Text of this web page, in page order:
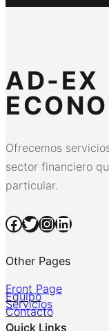
AD-EX
Ofrecemos
sector financiero
particular.
Facebook Twitter InstagramLinkedIn
Other Pages
Front Page
Equipo
Servicios
Contacto
Quick Links